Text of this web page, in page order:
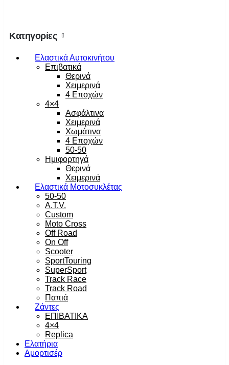
Κατηγορίες
Ελαστικά Αυτοκινήτου
Επιβατικά
Θερινά
Χειμερινά
4 Εποχών
4×4
Ασφάλτινα
Χειμερινά
Χωμάτινα
4 Εποχών
50-50
Ημιφορτηγά
Θερινά
Χειμερινά
Ελαστικά Μοτοσυκλέτας
50-50
A.T.V.
Custom
Moto Cross
Off Road
On Off
Scooter
SportTouring
SuperSport
Track Race
Track Road
Παπιά
Ζάντες
ΕΠΙΒΑΤΙΚΑ
4×4
Replica
Ελατήρια
Αμορτισέρ